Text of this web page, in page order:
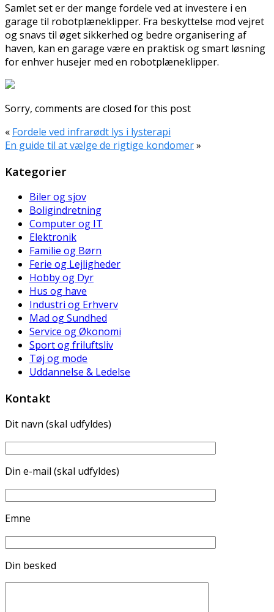
Samlet set er der mange fordele ved at investere i en
garage til robotplæneklipper. Fra beskyttelse mod vejret
og snavs til øget sikkerhed og bedre organisering af
haven, kan en garage være en praktisk og smart løsning
for enhver husejer med en robotplæneklipper.
Sorry, comments are closed for this post
« Fordele ved infrarødt lys i lysterapi
En guide til at vælge de rigtige kondomer»
Kategorier
Biler og sjov
Boligindretning
Computer og IT
Elektronik
Familie og Børn
Ferie og Lejligheder
Hobby og Dyr
Hus og have
Industri og Erhverv
Mad og Sundhed
Service og Økonomi
Sport og friluftsliv
Tøj og mode
Uddannelse & Ledelse
Kontakt
Dit navn (skal udfyldes)
Din e-mail (skal udfyldes)
Emne
Din besked